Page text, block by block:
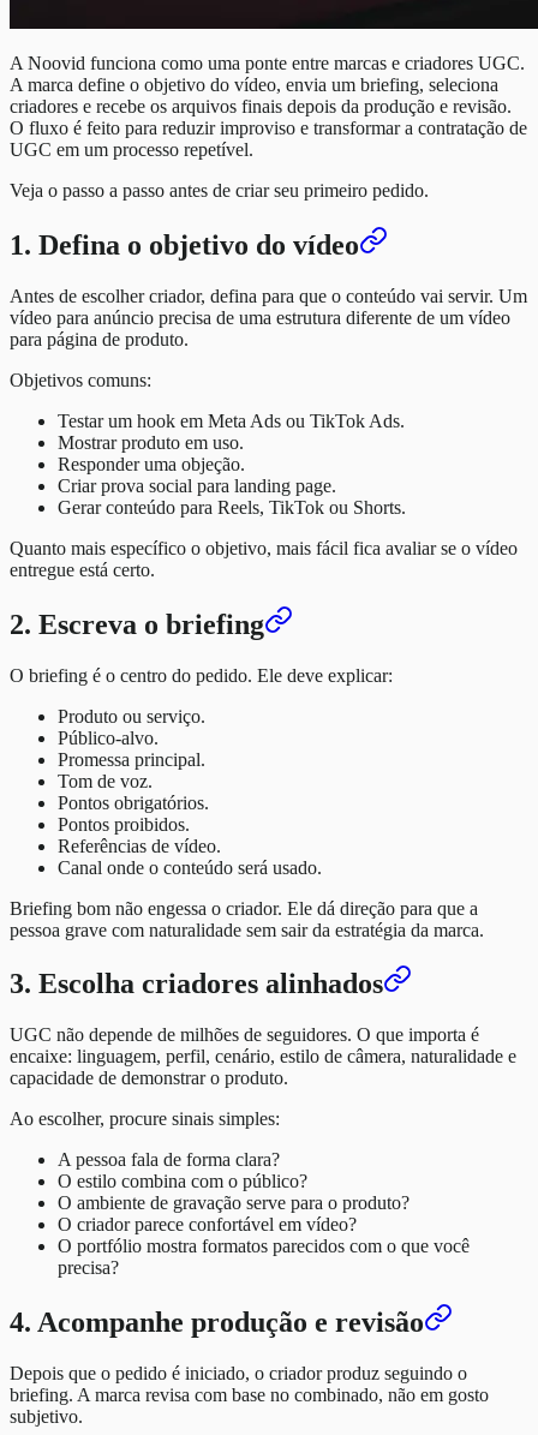
A Noovid funciona como uma ponte entre marcas e criadores UGC.
A marca define o objetivo do vídeo, envia um briefing, seleciona
criadores e recebe os arquivos finais depois da produção e revisão.
O fluxo é feito para reduzir improviso e transformar a contratação de
UGC em um processo repetível.
Veja o passo a passo antes de criar seu primeiro pedido.
1. Defina o objetivo do vídeo
Antes de escolher criador, defina para que o conteúdo vai servir. Um
vídeo para anúncio precisa de uma estrutura diferente de um vídeo
para página de produto.
Objetivos comuns:
Testar um hook em Meta Ads ou TikTok Ads.
Mostrar produto em uso.
Responder uma objeção.
Criar prova social para landing page.
Gerar conteúdo para Reels, TikTok ou Shorts.
Quanto mais específico o objetivo, mais fácil fica avaliar se o vídeo
entregue está certo.
2. Escreva o briefing
O briefing é o centro do pedido. Ele deve explicar:
Produto ou serviço.
Público-alvo.
Promessa principal.
Tom de voz.
Pontos obrigatórios.
Pontos proibidos.
Referências de vídeo.
Canal onde o conteúdo será usado.
Briefing bom não engessa o criador. Ele dá direção para que a
pessoa grave com naturalidade sem sair da estratégia da marca.
3. Escolha criadores alinhados
UGC não depende de milhões de seguidores. O que importa é
encaixe: linguagem, perfil, cenário, estilo de câmera, naturalidade e
capacidade de demonstrar o produto.
Ao escolher, procure sinais simples:
A pessoa fala de forma clara?
O estilo combina com o público?
O ambiente de gravação serve para o produto?
O criador parece confortável em vídeo?
O portfólio mostra formatos parecidos com o que você
precisa?
4. Acompanhe produção e revisão
Depois que o pedido é iniciado, o criador produz seguindo o
briefing. A marca revisa com base no combinado, não em gosto
subjetivo.